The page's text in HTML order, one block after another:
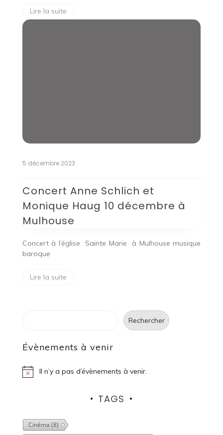
Lire la suite
5 décembre 2023
Concert Anne Schlich et
Monique Haug 10 décembre à
Mulhouse
Concert à l’église Sainte Marie à Mulhouse musique
baroque
Lire la suite
Rechercher
Évènements à venir
N
e
Il n’y a pas d’évènements à venir.
TAGS
Cinéma (8)